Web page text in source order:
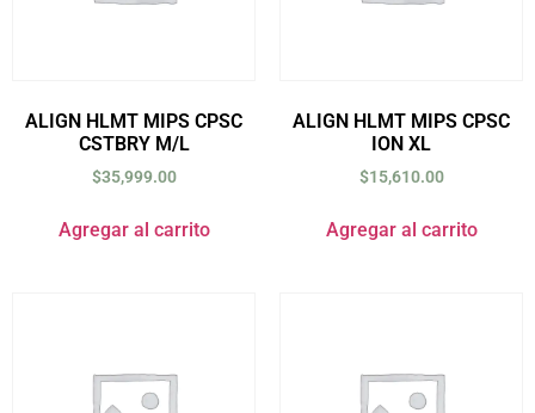
ALIGN HLMT MIPS CPSC
CSTBRY M/L
$35,999.00
Agregar al carrito
ALIGN HLMT MIPS CPSC
ION XL
$15,610.00
Agregar al carrito